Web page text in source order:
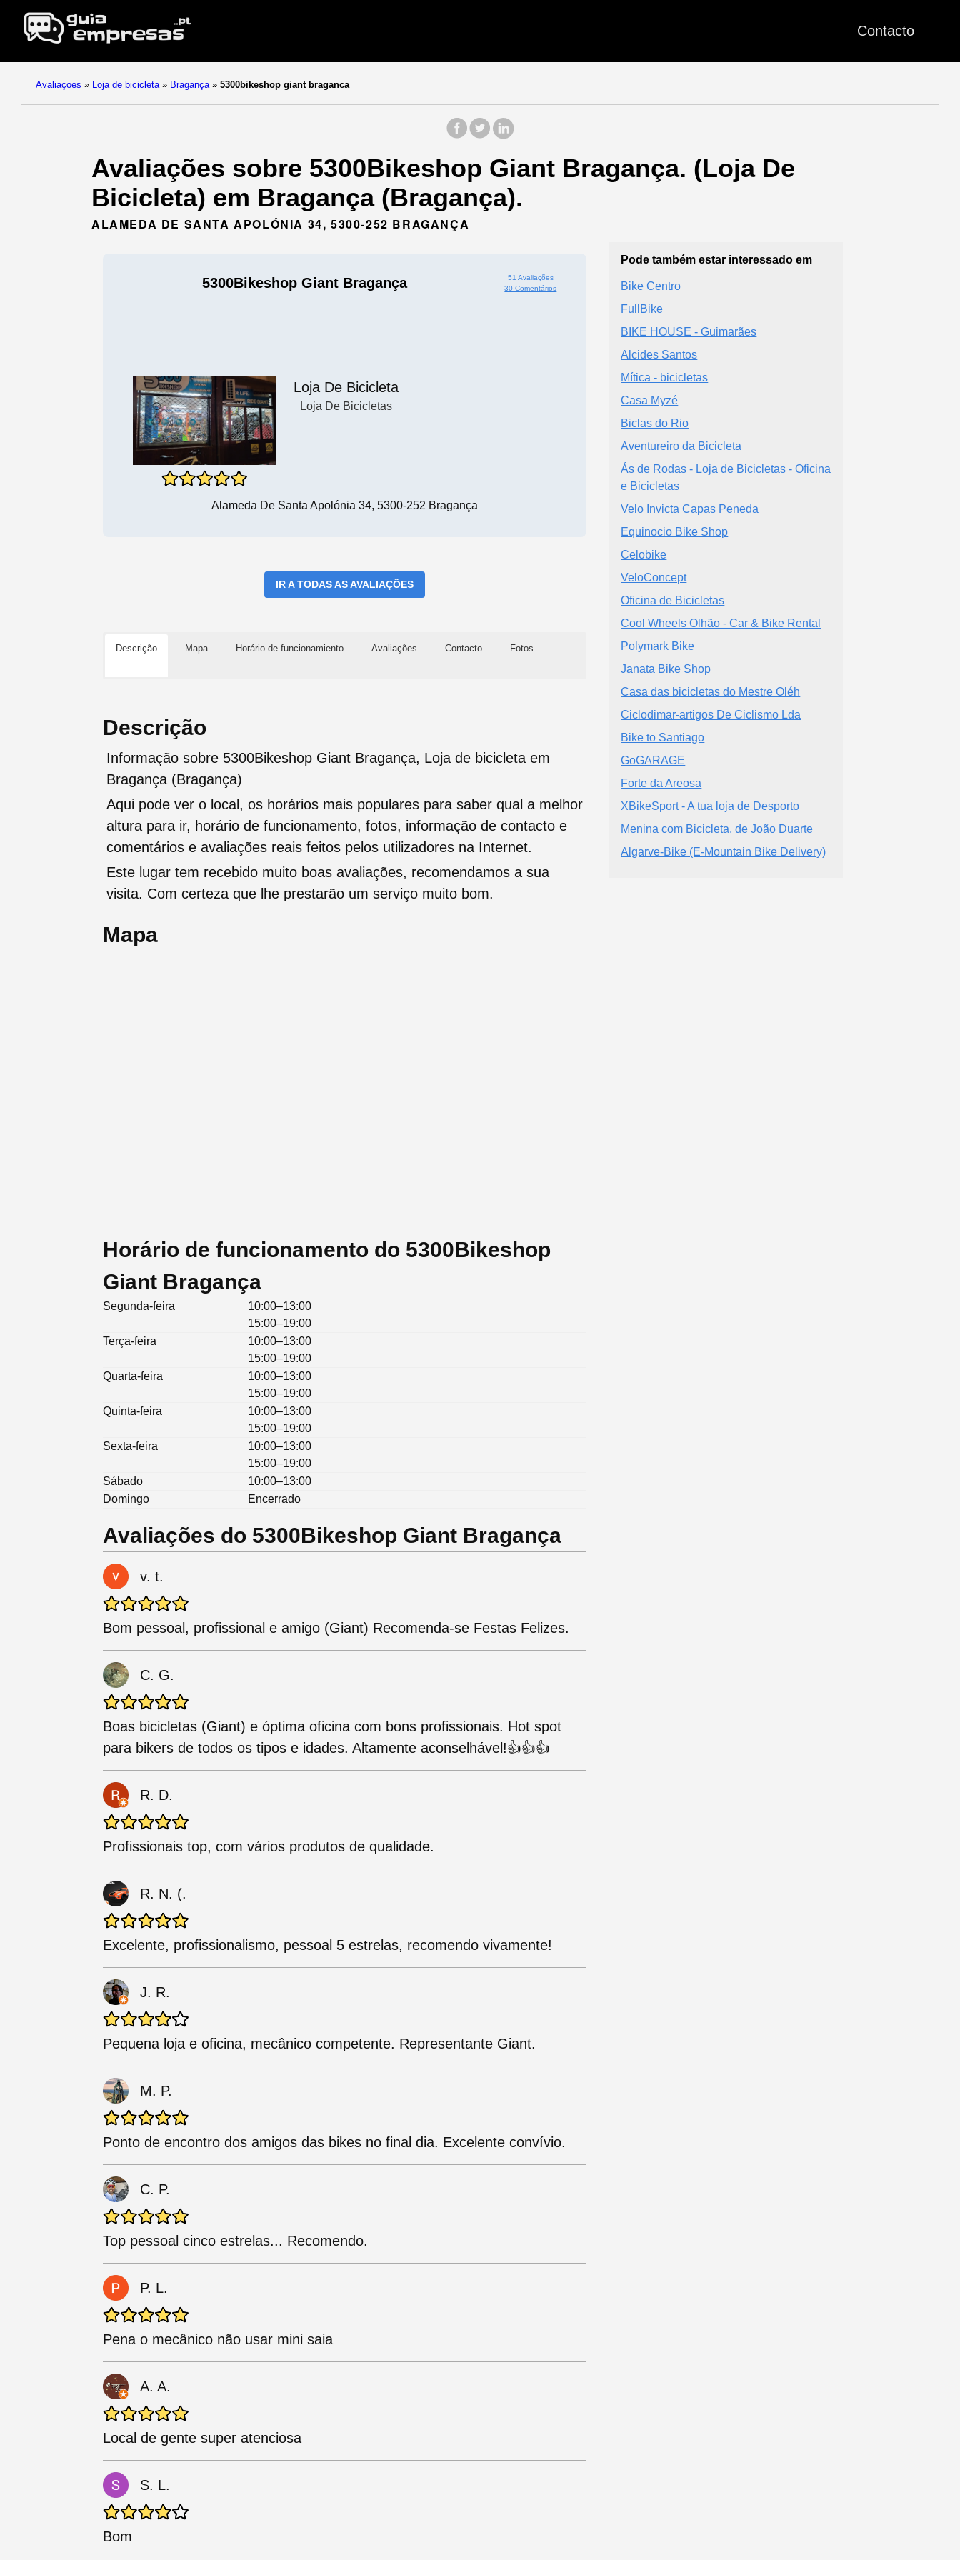
Contacto
Avaliaçoes » Loja de bicicleta » Bragança » 5300bikeshop giant braganca
Avaliações sobre 5300Bikeshop Giant Bragança. (Loja De
Bicicleta) em Bragança (Bragança).
ALAMEDA DE SANTA APOLÓNIA 34, 5300-252 BRAGANÇA
5300Bikeshop Giant Bragança
51 Avaliações
30 Comentários
Loja De Bicicleta
Loja De Bicicletas
Alameda De Santa Apolónia 34, 5300-252 Bragança
IR A TODAS AS AVALIAÇÕES
Descrição Mapa Horário de funcionamiento Avaliações Contacto Fotos
Descrição
Informação sobre 5300Bikeshop Giant Bragança, Loja de bicicleta em
Bragança (Bragança)
Aqui pode ver o local, os horários mais populares para saber qual a melhor
altura para ir, horário de funcionamento, fotos, informação de contacto e
comentários e avaliações reais feitos pelos utilizadores na Internet.
Este lugar tem recebido muito boas avaliações, recomendamos a sua
visita. Com certeza que lhe prestarão um serviço muito bom.
Mapa
Horário de funcionamento do 5300Bikeshop
Giant Bragança
Segunda-feira
10:00–13:00
15:00–19:00
Terça-feira
10:00–13:00
15:00–19:00
Quarta-feira
10:00–13:00
15:00–19:00
Quinta-feira
10:00–13:00
15:00–19:00
Sexta-feira
10:00–13:00
15:00–19:00
Sábado
10:00–13:00
Domingo
Encerrado
Avaliações do 5300Bikeshop Giant Bragança
v. t.
Bom pessoal, profissional e amigo (Giant) Recomenda-se Festas Felizes.
C. G.
Boas bicicletas (Giant) e óptima oficina com bons profissionais. Hot spot
para bikers de todos os tipos e idades. Altamente aconselhável!👍👍👍
R. D.
Profissionais top, com vários produtos de qualidade.
R. N. (.
Excelente, profissionalismo, pessoal 5 estrelas, recomendo vivamente!
J. R.
Pequena loja e oficina, mecânico competente. Representante Giant.
M. P.
Ponto de encontro dos amigos das bikes no final dia. Excelente convívio.
C. P.
Top pessoal cinco estrelas... Recomendo.
P. L.
Pena o mecânico não usar mini saia
A. A.
Local de gente super atenciosa
S. L.
Bom
Pode também estar interessado em
Bike Centro
FullBike
BIKE HOUSE - Guimarães
Alcides Santos
Mítica - bicicletas
Casa Myzé
Biclas do Rio
Aventureiro da Bicicleta
Ás de Rodas - Loja de Bicicletas - Oficina
e Bicicletas
Velo Invicta Capas Peneda
Equinocio Bike Shop
Celobike
VeloConcept
Oficina de Bicicletas
Cool Wheels Olhão - Car & Bike Rental
Polymark Bike
Janata Bike Shop
Casa das bicicletas do Mestre Oléh
Ciclodimar-artigos De Ciclismo Lda
Bike to Santiago
GoGARAGE
Forte da Areosa
XBikeSport - A tua loja de Desporto
Menina com Bicicleta, de João Duarte
Algarve-Bike (E-Mountain Bike Delivery)